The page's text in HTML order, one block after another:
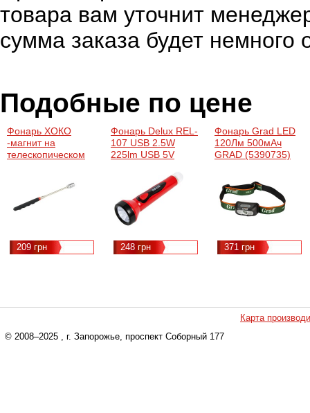
товара вам уточнит
сумма заказа будет немного
Подобные по цене
Фонарь ХОКО
-магнит на
телескопическом
209 грн
Фонарь Delux REL-
107 USB 2.5W
225lm USB 5V
248 грн
Фонарь Grad LED
120Лм 500мАч
GRAD (5390735)
371 грн
Карта
© 2008–2025 , г. Запорожье, проспект Соборный 177